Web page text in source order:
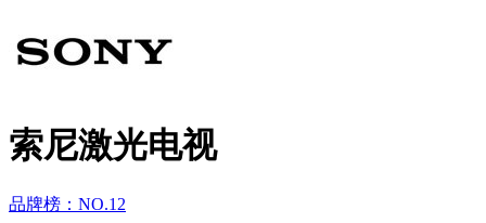
索尼激光电视
品牌榜： NO.12